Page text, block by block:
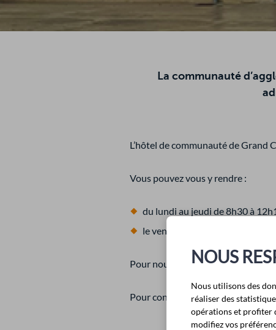
La communauté
L’hôtel de communauté de Grand
Vous pouvez vous y rendre :
du lundi au jeudi de 8h30 à
le vendredi de 8h30 à 12h15 et
Pour nous contacter, nous vous
Pour connaître l'ensemble de nos
NOUS
Nous utilisons des
réaliser des
opérations et profiter
modifiez vos